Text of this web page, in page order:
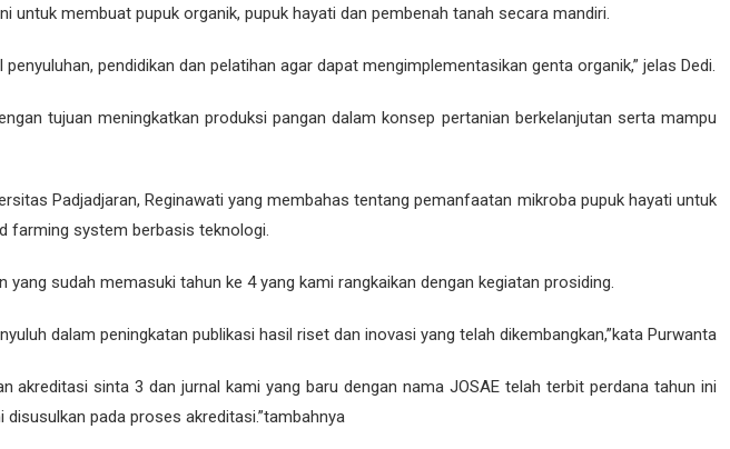
membuat pupuk organik, pupuk hayati dan pembenah tanah secara mandiri.
pendidikan dan pelatihan agar dapat mengimplementasikan genta organik,” jelas Dedi.
tujuan meningkatkan produksi pangan dalam konsep pertanian berkelanjutan serta mampu
Padjadjaran, Reginawati yang membahas tentang pemanfaatan mikroba pupuk hayati untuk
farming system berbasis teknologi.
sudah memasuki tahun ke 4 yang kami rangkaikan dengan kegiatan prosiding.
dalam peningkatan publikasi hasil riset dan inovasi yang telah dikembangkan,”kata Purwanta
sinta 3 dan jurnal kami yang baru dengan nama JOSAE telah terbit perdana tahun ini
pada proses akreditasi.”tambahnya